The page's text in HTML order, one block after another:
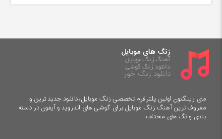
زنگ های موبایل
آهنگ زنگ موبایل
دانلود زنگ گوشی
دانلود زنگ خور
مای رینگتون اولین پلترفرم تخصصی زنگ موبایل، دانلود جدید ترین و
معروف ترین آهنگ زنگ موبایل برای گوشی های اندروید و آیفون در دسته
بندی و تگ های مختلف...